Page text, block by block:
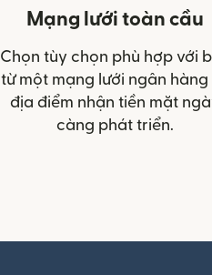
Mạng lưới toàn cầu
Chọn tùy chọn phù hợp với
từ một mạng lưới ngân hàng
địa điểm nhận tiền mặt
càng phát triển.